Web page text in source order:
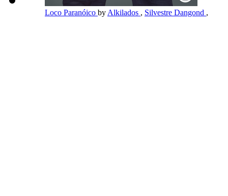
Loco Paranóico by Alkilados , Silvestre Dangond ,